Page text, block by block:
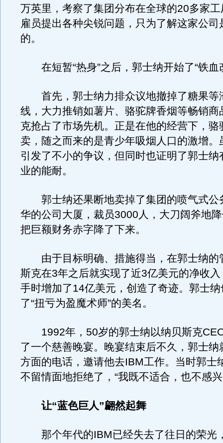
万英里，考察了集团分布在全球的20多家
雇员提出各种尖锐问题，只为了解这家公司
的。
在短暂“热身”之后，郭士纳开始了“铁血
首先，郭士纳力排众议地撤掉了糖果等
线，大力推销如薯片、骆驼牌香烟等畅销商
克抢占了市场先机。正是在他的经营下，骆
卖，随之而来的是青少年吸烟人口的激增。
引发了不小的争议，但同时也证明了郭士纳
业的能耐。
郭士纳还果断地卖掉了集团的喷气式公
华的公司大厦，裁员3000人，大刀阔斧地
把巨额财务赤字降了下来。
由于目标明确、措施得当，在郭士纳的
斯克在3年之后就实现了近3亿美元的净收
手时增加了14亿美元，创造了奇迹。郭士
了“扭亏为盈魔术师”的美名。
1992年，50岁的郭士纳以纳贝斯克
了一个慈善晚宴。晚宴结束后不久，郭士纳
方面的电话，邀请他去IBM工作。当时郭士
不留情面地拒绝了，“我既不适合，也不感
让“蓝色巨人”翩然起舞
那个年代的IBM已经失去了往日的荣光